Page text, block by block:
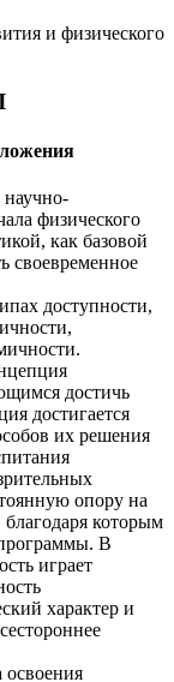
и физического
физического
как базовой
своевременное
доступности,
достичь
достигается
их решения
опору на
благодаря которым
В
играет
характер и